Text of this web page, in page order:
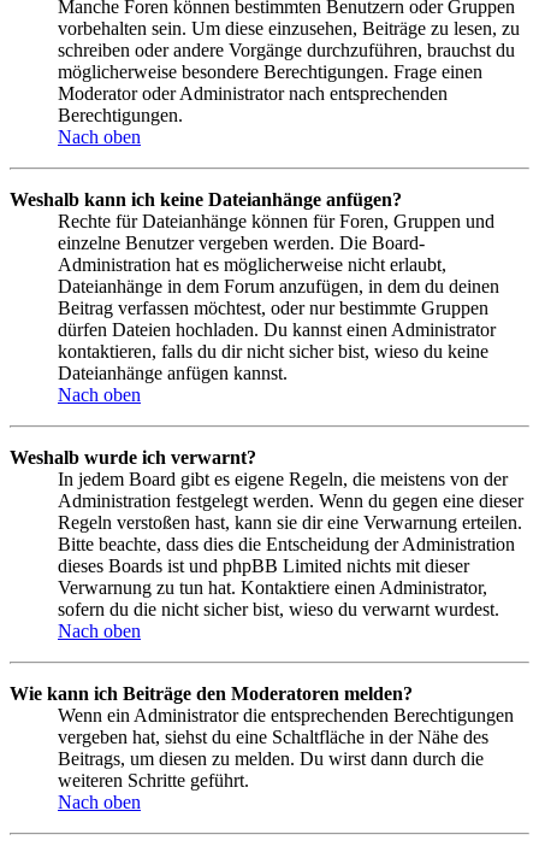
Manche Foren können bestimmten Benutzern oder Gruppen
vorbehalten sein. Um diese einzusehen, Beiträge zu lesen, zu
schreiben oder andere Vorgänge durchzuführen, brauchst du
möglicherweise besondere Berechtigungen. Frage einen
Moderator oder Administrator nach entsprechenden
Berechtigungen.
Nach oben
Weshalb kann ich keine Dateianhänge anfügen?
Rechte für Dateianhänge können für Foren, Gruppen und
einzelne Benutzer vergeben werden. Die Board-
Administration hat es möglicherweise nicht erlaubt,
Dateianhänge in dem Forum anzufügen, in dem du deinen
Beitrag verfassen möchtest, oder nur bestimmte Gruppen
dürfen Dateien hochladen. Du kannst einen Administrator
kontaktieren, falls du dir nicht sicher bist, wieso du keine
Dateianhänge anfügen kannst.
Nach oben
Weshalb wurde ich verwarnt?
In jedem Board gibt es eigene Regeln, die meistens von der
Administration festgelegt werden. Wenn du gegen eine dieser
Regeln verstoßen hast, kann sie dir eine Verwarnung erteilen.
Bitte beachte, dass dies die Entscheidung der Administration
dieses Boards ist und phpBB Limited nichts mit dieser
Verwarnung zu tun hat. Kontaktiere einen Administrator,
sofern du die nicht sicher bist, wieso du verwarnt wurdest.
Nach oben
Wie kann ich Beiträge den Moderatoren melden?
Wenn ein Administrator die entsprechenden Berechtigungen
vergeben hat, siehst du eine Schaltfläche in der Nähe des
Beitrags, um diesen zu melden. Du wirst dann durch die
weiteren Schritte geführt.
Nach oben